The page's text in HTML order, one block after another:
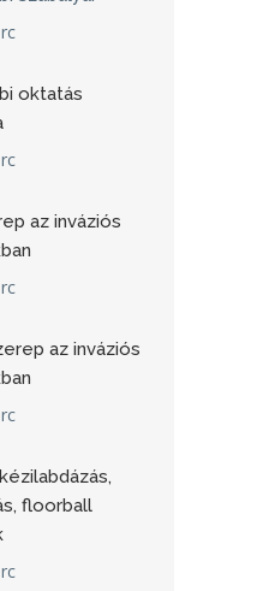
oktatás
az inváziós
az inváziós
floorball